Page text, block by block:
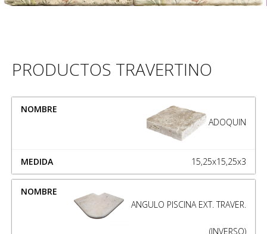
PRODUCTOS TRAVERTINO
NOMBRE
ADOQUIN
15,25x15,25x3
ANGULO PISCINA EXT. TRAVER.
(INVERSO)